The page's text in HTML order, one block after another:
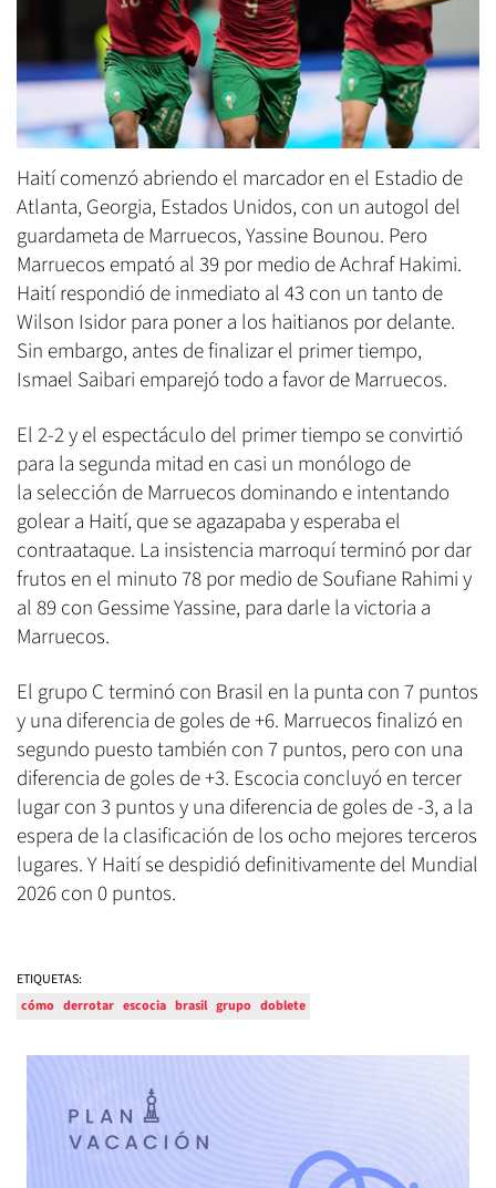
Haití comenzó abriendo el marcador en el Estadio de
Atlanta, Georgia, Estados Unidos, con un autogol del
guardameta de Marruecos, Yassine Bounou. Pero
Marruecos empató al 39 por medio de Achraf Hakimi.
Haití respondió de inmediato al 43 con un tanto de
Wilson Isidor para poner a los haitianos por delante.
Sin embargo, antes de finalizar el primer tiempo,
Ismael Saibari emparejó todo a favor de Marruecos.
El 2-2 y el espectáculo del primer tiempo se convirtió
para la segunda mitad en casi un monólogo de
la selección de Marruecos dominando e intentando
golear a Haití, que se agazapaba y esperaba el
contraataque. La insistencia marroquí terminó por dar
frutos en el minuto 78 por medio de Soufiane Rahimi y
al 89 con Gessime Yassine, para darle la victoria a
Marruecos.
El grupo C terminó con Brasil en la punta con 7 puntos
y una diferencia de goles de +6. Marruecos finalizó en
segundo puesto también con 7 puntos, pero con una
diferencia de goles de +3. Escocia concluyó en tercer
lugar con 3 puntos y una diferencia de goles de -3, a la
espera de la clasificación de los ocho mejores terceros
lugares. Y Haití se despidió definitivamente del Mundial
2026 con 0 puntos.
ETIQUETAS:
cómo derrotar escocia brasil grupo doblete